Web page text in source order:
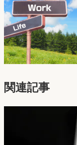
関連記事